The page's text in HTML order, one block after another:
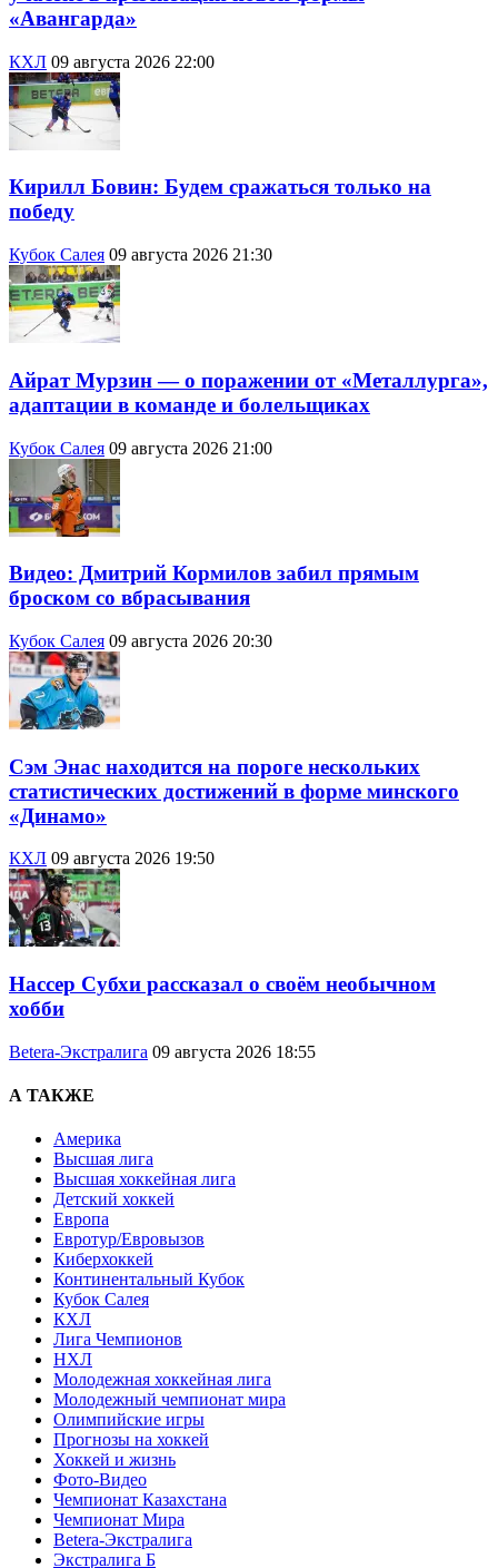
«Авангарда»
КХЛ 09 августа 2026 22:00
Кирилл Бовин: Будем сражаться только на
победу
Кубок Салея 09 августа 2026 21:30
Айрат Мурзин — о поражении от «Металлурга»,
адаптации в команде и болельщиках
Кубок Салея 09 августа 2026 21:00
Видео: Дмитрий Кормилов забил прямым
броском со вбрасывания
Кубок Салея 09 августа 2026 20:30
Сэм Энас находится на пороге нескольких
статистических достижений в форме минского
«Динамо»
КХЛ 09 августа 2026 19:50
Нассер Субхи рассказал о своём необычном
хобби
Betera-Экстралига 09 августа 2026 18:55
А ТАКЖЕ
Америка
Высшая лига
Высшая хоккейная лига
Детский хоккей
Европа
Евротур/Евровызов
Киберхоккей
Континентальный Кубок
Кубок Салея
КХЛ
Лига Чемпионов
НХЛ
Молодежная хоккейная лига
Молодежный чемпионат мира
Олимпийские игры
Прогнозы на хоккей
Хоккей и жизнь
Фото-Видео
Чемпионат Казахстана
Чемпионат Мира
Betera-Экстралига
Экстралига Б